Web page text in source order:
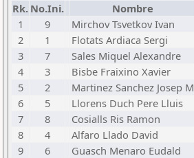
Rk. No.Ini. Nombre
1
9 Mirchov Tsvetkov Ivan
2
1 Flotats Ardiaca Sergi
3
7 Sales Miquel Alexandre
4
3 Bisbe Fraixino Xavier
5
2 Martinez Sanchez Josep M
6
5 Llorens Duch Pere Lluis
7
8 Cosialls Ris Ramon
8
4 Alfaro Llado David
9
6 Guasch Menaro Eudald